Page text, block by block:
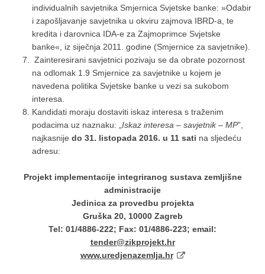
individualnih savjetnika Smjernica Svjetske banke: »Odabir
i zapošljavanje savjetnika u okviru zajmova IBRD-a, te
kredita i darovnica IDA-e za Zajmoprimce Svjetske
banke«, iz siječnja 2011. godine (Smjernice za savjetnike).
Zainteresirani savjetnici pozivaju se da obrate pozornost
na odlomak 1.9 Smjernice za savjetnike u kojem je
navedena politika Svjetske banke u vezi sa sukobom
interesa.
Kandidati moraju dostaviti iskaz interesa s traženim
podacima uz naznaku: „Iskaz interesa – savjetnik – MP”,
najkasnijedo 31. listopada 2016. u 11 sati na sljedeću
adresu:
Projekt implementacije integriranog sustava zemljišne
administracije
Jedinica za provedbu projekta
Gruška 20, 10000 Zagreb
Tel: 01/4886-222; Fax: 01/4886-223; email:
tender@zikprojekt.hr
www.uredjenazemlja.hr